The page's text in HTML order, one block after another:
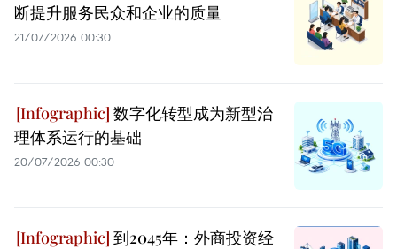
断提升服务民众和企业的质量
21/07/2026 00:30
数字化转型成为新型治
理体系运行的基础
20/07/2026 00:30
到2045年：外商投资经